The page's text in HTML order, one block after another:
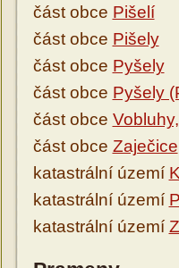
část obce Pišelí
část obce Pišely
část obce Pyšely
část obce Pyšely
část obce
část obce Zaječice
katastrální území
katastrální území
katastrální území